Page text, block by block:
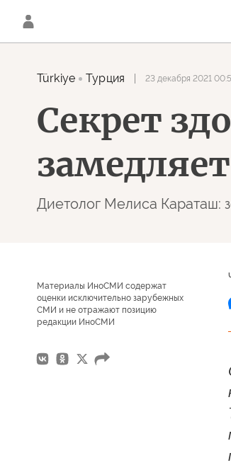
Türkiye Турция 23 декабря 2021
Секрет
Диетолог Мелиса Караташ:
Материалы ИноСМИ содержат
оценки исключительно зарубежных
СМИ и не отражают позицию
редакции ИноСМИ